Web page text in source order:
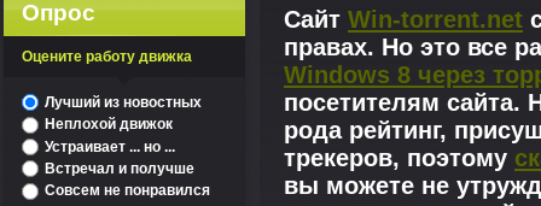
Сайт Win-torrent.net
правах. Но это все
Windows 8 через
посетителям сайта.
рода рейтинг,
трекеров, поэтому
вы можете не
Опрос
Оцените работу движка
Лучший из новостных
Неплохой движок
Устраивает ... но ...
Встречал и получше
Совсем не понравился